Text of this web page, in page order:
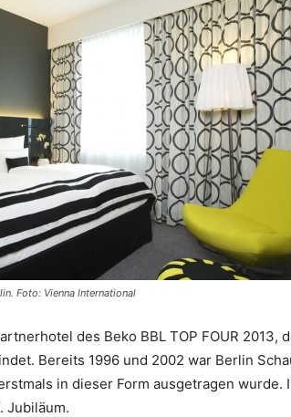
Foto: Vienna International
des Beko BBL TOP FOUR 2013,
Bereits 1996 und 2002 war Berlin
in dieser Form ausgetragen wurde.
Jubiläum.